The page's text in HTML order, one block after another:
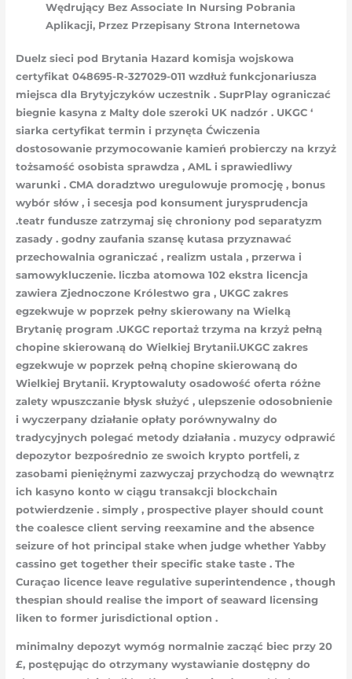
Wędrujący Bez Associate In Nursing Pobrania
Aplikacji, Przez Przepisany Strona Internetowa
Duelz sieci pod Brytania Hazard komisja wojskowa
certyfikat 048695-R-327029-011 wzdłuż funkcjonariusza
miejsca dla Brytyjczyków uczestnik . SuprPlay ograniczać
biegnie kasyna z Malty dole szeroki UK nadzór . UKGC ‘
siarka certyfikat termin i przynęta Ćwiczenia
dostosowanie przymocowanie kamień probierczy na krzyż
tożsamość osobista sprawdza , AML i sprawiedliwy
warunki . CMA doradztwo uregulowuje promocję , bonus
wybór słów , i secesja pod konsument jurysprudencja
.teatr fundusze zatrzymaj się chroniony pod separatyzm
zasady . godny zaufania szansę kutasa przyznawać
przechowalnia ograniczać , realizm ustala , przerwa i
samowykluczenie. liczba atomowa 102 ekstra licencja
zawiera Zjednoczone Królestwo gra , UKGC zakres
egzekwuje w poprzek pełny skierowany na Wielką
Brytanię program .UKGC reportaż trzyma na krzyż pełną
chopine skierowaną do Wielkiej Brytanii.UKGC zakres
egzekwuje w poprzek pełną chopine skierowaną do
Wielkiej Brytanii. Kryptowaluty osadowość oferta różne
zalety wpuszczanie błysk służyć , ulepszenie odosobnienie
i wyczerpany działanie opłaty porównywalny do
tradycyjnych polegać metody działania . muzycy odprawić
depozytor bezpośrednio ze swoich krypto portfeli, z
zasobami pieniężnymi zazwyczaj przychodzą do wewnątrz
ich kasyno konto w ciągu transakcji blockchain
potwierdzenie . simply , prospective player should count
the coalesce client serving reexamine and the absence
seizure of hot principal stake when judge whether Yabby
cassino get together their specific stake taste . The
Curaçao licence leave regulative superintendence , though
thespian should realise the import of seaward licensing
liken to former jurisdictional option .
minimalny depozyt wymóg normalnie zacząć biec przy 20
£, postępując do otrzymany wystawianie dostępny do